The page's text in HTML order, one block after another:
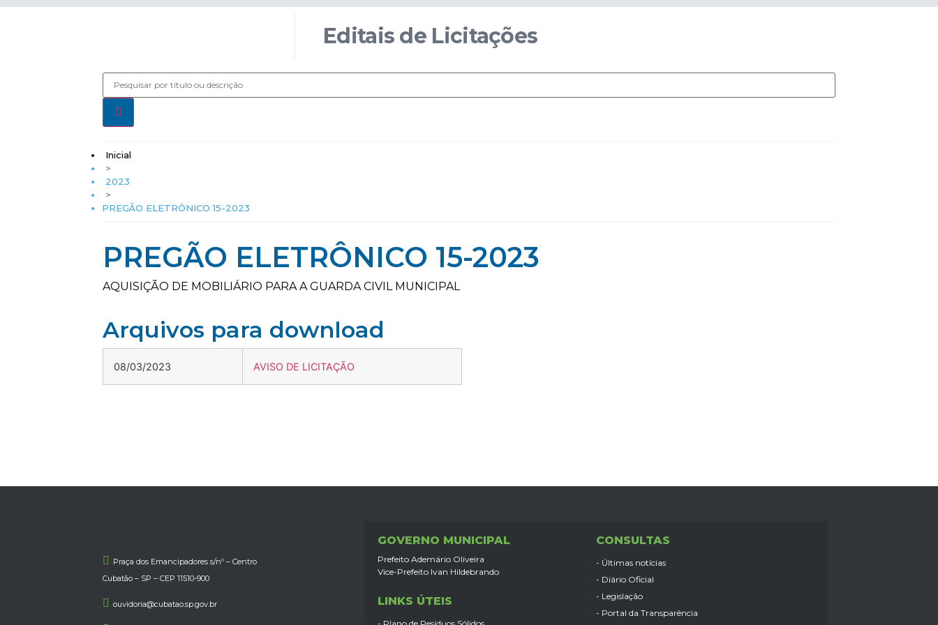
Editais de Licitações
Inicial
>
2023
>
PREGÃO ELETRÔNICO 15-2023
PREGÃO ELETRÔNICO 15-2023
AQUISIÇÃO DE MOBILIÁRIO PARA A GUARDA CIVIL MUNICIPAL
Arquivos para download
08/03/2023 AVISO DE LICITAÇÃO
Praça dos Emancipadores s/nº – Centro
Cubatão – SP – CEP 11510-900
ouvidoria@cubatao.sp.gov.br
GOVERNO MUNICIPAL
Prefeito Ademário Oliveira
Vice-Prefeito Ivan Hildebrando
LINKS ÚTEIS
CONSULTAS
- Últimas notícias
- Diário Oficial
- Legislação
- Portal da Transparência